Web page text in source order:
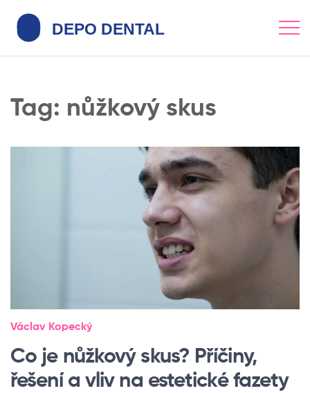
Tag: nůžkový skus
Václav Kopecký
Co je nůžkový skus? Příčiny,
řešení a vliv na estetické fazety